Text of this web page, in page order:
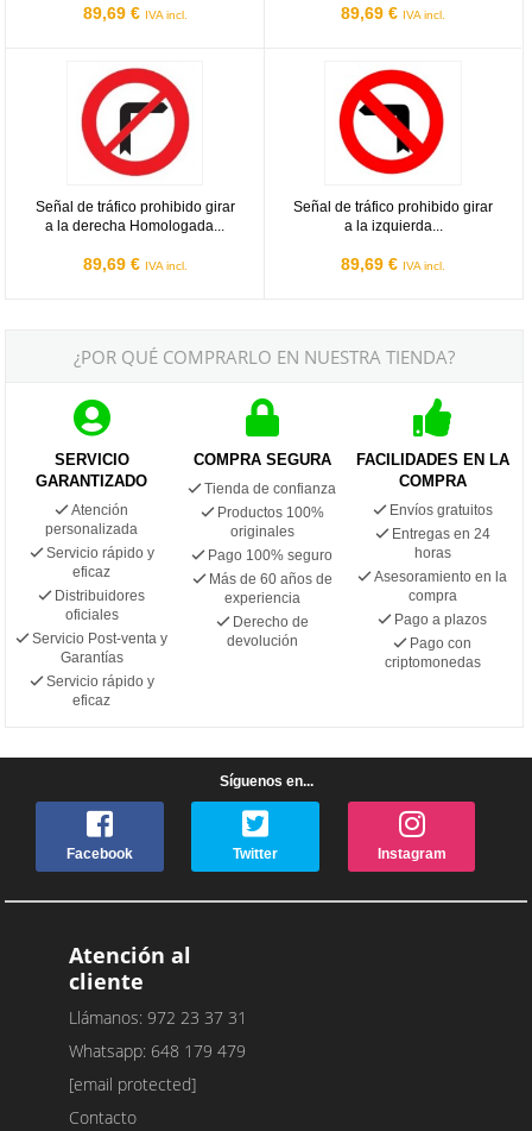
89,69 € IVA incl. 89,69 € IVA incl.
Señal de tráfico prohibido girar
a la derecha Homologada...
89,69 € IVA incl.
Señal de tráfico prohibido girar
a la izquierda...
89,69 € IVA incl.
¿POR QUÉ COMPRARLO EN NUESTRA TIENDA?
SERVICIO
GARANTIZADO
Atención
personalizada
Servicio rápido y
eficaz
Distribuidores
oficiales
Servicio Post-venta y
Garantías
Servicio rápido y
eficaz
COMPRA SEGURA
Tienda de confianza
Productos 100%
originales
Pago 100% seguro
Más de 60 años de
experiencia
Derecho de
devolución
FACILIDADES EN LA
COMPRA
Envíos gratuitos
Entregas en 24
horas
Asesoramiento en la
compra
Pago a plazos
Pago con
criptomonedas
Síguenos en...
Facebook Twitter Instagram
Atención al
cliente
Llámanos: 972 23 37 31
Whatsapp: 648 179 479
[email protected]
Contacto